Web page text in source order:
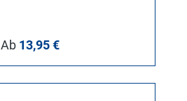
Regulärer Preis:
Ab 13,95 €